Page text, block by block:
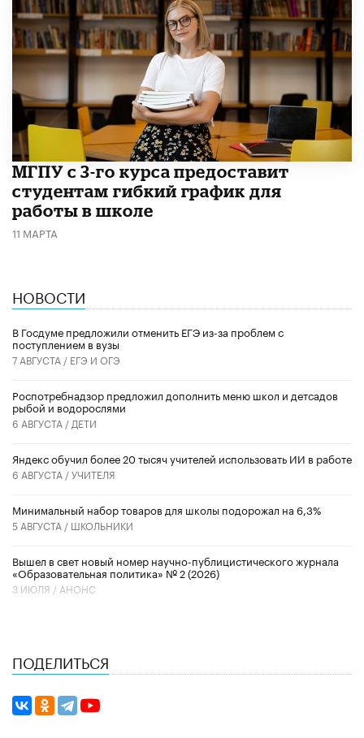
МГПУ с 3-го курса предоставит
студентам гибкий график для
работы в школе
11 МАРТА
НОВОСТИ
В Госдуме предложили отменить ЕГЭ из-за проблем с
поступлением в вузы
7 АВГУСТА / ЕГЭ И ОГЭ
Роспотребнадзор предложил дополнить меню школ и детсадов
рыбой и водорослями
6 АВГУСТА / ДЕТИ
​Яндекс обучил более 20 тысяч учителей использовать ИИ в работе
6 АВГУСТА /УЧИТЕЛЯ
Минимальный набор товаров для школы подорожал на 6,3%
5 АВГУСТА / ШКОЛЬНИКИ
Вышел в свет новый номер научно-публицистического журнала
«Образовательная политика» № 2 (2026)
3 ИЮЛЯ / АНОНС
ПОДЕЛИТЬСЯ